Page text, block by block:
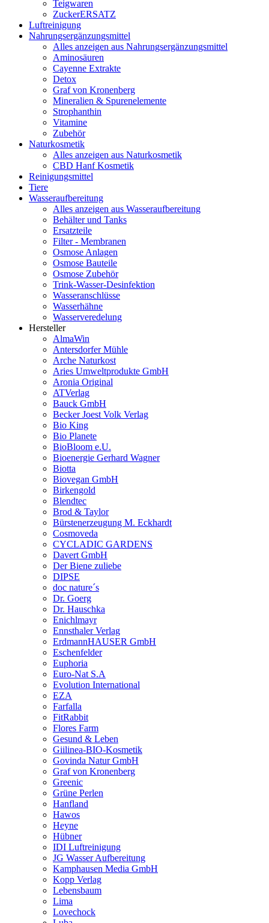
Teigwaren
ZuckerERSATZ
Luftreinigung
Nahrungsergänzungsmittel
Alles anzeigen aus Nahrungsergänzungsmittel
Aminosäuren
Cayenne Extrakte
Detox
Graf von Kronenberg
Mineralien & Spurenelemente
Strophanthin
Vitamine
Zubehör
Naturkosmetik
Alles anzeigen aus Naturkosmetik
CBD Hanf Kosmetik
Reinigungsmittel
Tiere
Wasseraufbereitung
Alles anzeigen aus Wasseraufbereitung
Behälter und Tanks
Ersatzteile
Filter - Membranen
Osmose Anlagen
Osmose Bauteile
Osmose Zubehör
Trink-Wasser-Desinfektion
Wasseranschlüsse
Wasserhähne
Wasserveredelung
Hersteller
AlmaWin
Antersdorfer Mühle
Arche Naturkost
Aries Umweltprodukte GmbH
Aronia Original
ATVerlag
Bauck GmbH
Becker Joest Volk Verlag
Bio King
Bio Planete
BioBloom e.U.
Bioenergie Gerhard Wagner
Biotta
Biovegan GmbH
Birkengold
Blendtec
Brod & Taylor
Bürstenerzeugung M. Eckhardt
Cosmoveda
CYCLADIC GARDENS
Davert GmbH
Der Biene zuliebe
DIPSE
doc nature´s
Dr. Goerg
Dr. Hauschka
Enichlmayr
Ennsthaler Verlag
ErdmannHAUSER GmbH
Eschenfelder
Euphoria
Euro-Nat S.A
Evolution International
EZA
Farfalla
FitRabbit
Flores Farm
Gesund & Leben
Giilinea-BIO-Kosmetik
Govinda Natur GmbH
Graf von Kronenberg
Greenic
Grüne Perlen
Hanfland
Hawos
Heyne
Hübner
IDI Luftreinigung
JG Wasser Aufbereitung
Kamphausen Media GmbH
Kopp Verlag
Lebensbaum
Lima
Lovechock